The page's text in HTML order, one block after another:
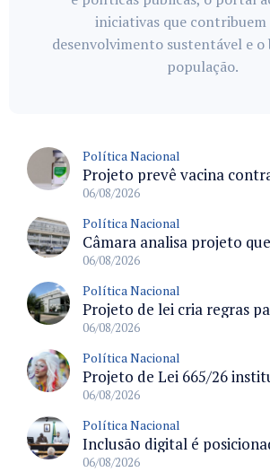
iniciativas que contribuem
desenvolvimento sustentável e o
população.
Política Nacional
06/08/2026
Política Nacional
06/08/2026
Política Nacional
06/08/2026
Política Nacional
06/08/2026
Política Nacional
06/08/2026